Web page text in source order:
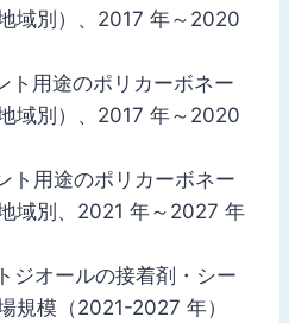
域別）、2017 年～2020
ト用途のポリカーボネー
域別）、2017 年～2020
ト用途のポリカーボネー
域別、2021 年～2027 年
ジオールの接着剤・シー
規模（2021-2027 年）